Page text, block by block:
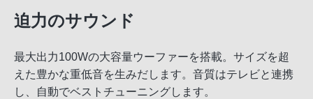
迫力のサウンド
最大出力100Wの大容量ウーファーを搭載。サイズを超
えた豊かな重低音を生みだします。音質はテレビと連携
し、自動でベストチューニングします。